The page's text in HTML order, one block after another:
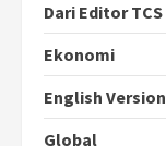
Dari Editor TCS
Ekonomi
English Version
Global